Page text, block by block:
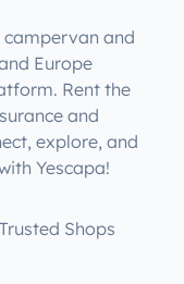
and
Europe
Rent the
and
explore, and
Yescapa!
Shops